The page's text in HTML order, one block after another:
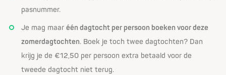
pasnummer.
Je mag maaréén dagtocht per persoon boeken voor deze
zomerdagtochten. Boek je toch twee dagtochten? Dan
krijg je de €12,50 per persoon extra betaald voor de
tweede dagtocht niet terug.